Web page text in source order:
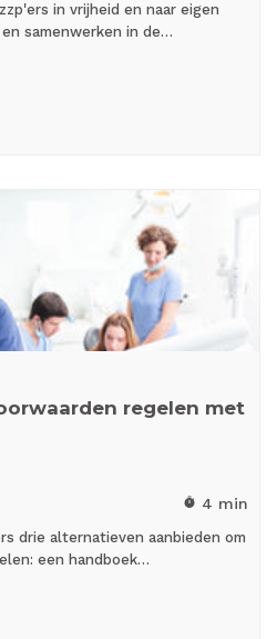
in vrijheid en naar eigen
samenwerken in de…
regelen met
timer 4 min
drie alternatieven aanbieden om
een handboek…